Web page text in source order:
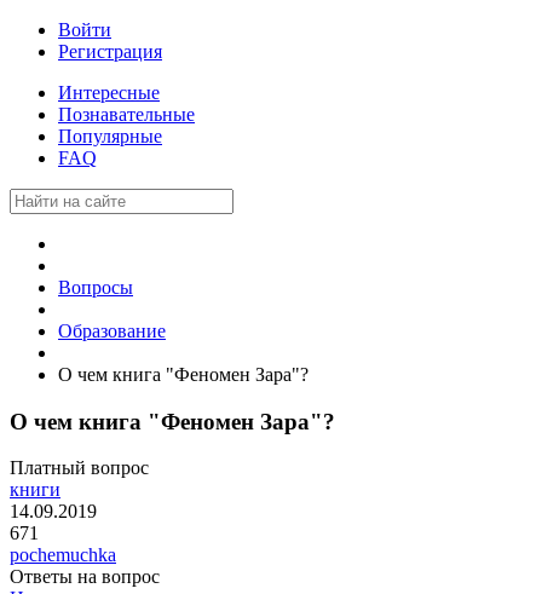
Войти
Регистрация
Интересные
Познавательные
Популярные
FAQ
Вопросы
Образование
О чем книга "Феномен Зара"?
О чем книга "Феномен Зара"?
Платный вопрос
книги
14.09.2019
671
pochemuchka
Ответы на вопрос